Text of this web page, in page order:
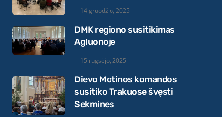
14 gruodžio, 2025
DMK regiono susitikimas
Agluonoje
15 rugsėjo, 2025
Dievo Motinos komandos
susitiko Trakuose švęsti
Sekmines